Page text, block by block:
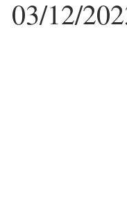
03/12/